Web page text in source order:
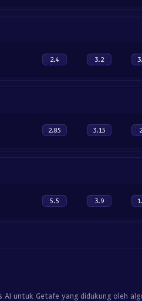
2.4 3.2
2.85 3.15
5.5 3.9
AI untuk Getafe yang didukung oleh